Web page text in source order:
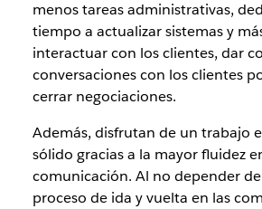
menos tareas administrativas,
tiempo a actualizar sistemas y
interactuar con los clientes, dar
conversaciones con los clientes
cerrar negociaciones.
Además, disfrutan de un trabajo
sólido gracias a la mayor fluidez
comunicación. Al no depender
proceso de ida y vuelta en las